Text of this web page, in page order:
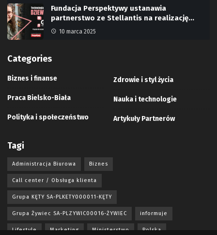
Fundacja Perspektywy ustanawia
partnerstwo ze Stellantis na realizację…
10 marca 2025
Categories
Biznes i finanse
Praca Bielsko-Biała
Polityka i społeczeństwo
Zdrowie i styl życia
Nauka i technologie
Artykuły Partnerów
Tagi
Administracja Biurowa Biznes
Call center / Obsługa klienta
Grupa KĘTY SA-PLKETY000011-KĘTY
Grupa Żywiec SA-PLZYWIC00016-ŻYWIEC informuje
Lifestyle Marketing Ministerstwo Polska